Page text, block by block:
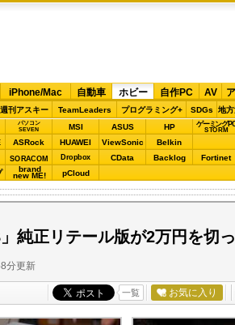
iPhone/Mac 自動車 ホビー 自作PC AV
週刊アスキー TeamLeaders プログラミング+ SDGs 地
パソコン
SEVEN
MSI ASUS HP ゲーミングPC
STORM
ASRock HUAWEI ViewSonic Belkin
SORACOM Dropbox CData Backlog Fortinet
brand
new ME! pCloud
純正リテール版が2万円を切
分更新
一覧 お気に入り